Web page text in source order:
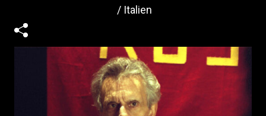
Italien